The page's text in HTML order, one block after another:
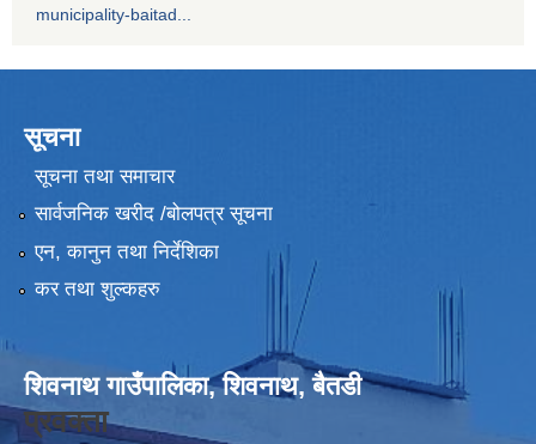
municipality-baitad...
सूचना
सूचना तथा समाचार
सार्वजनिक खरीद /बोलपत्र सूचना
एन, कानुन तथा निर्देशिका
कर तथा शुल्कहरु
शिवनाथ गाउँपालिका, शिवनाथ, बैतडी
प्रवक्ता